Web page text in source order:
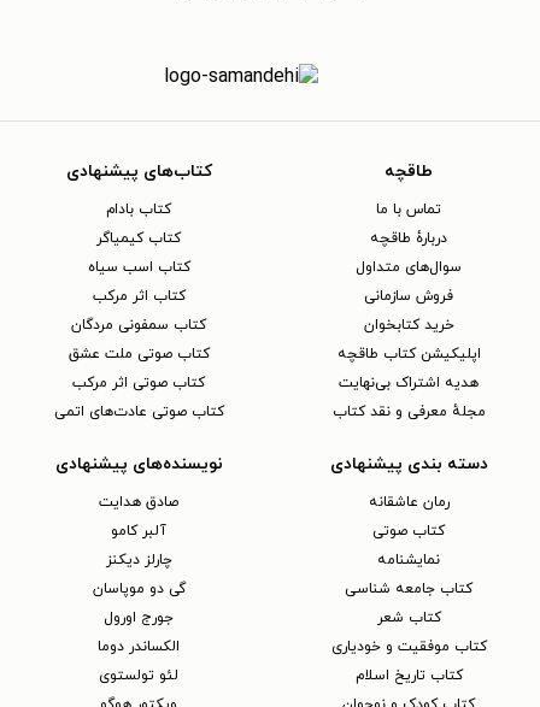
طاقچه
تماس با ما
دربارهٔ طاقچه
سوال‌های متداول
فروش سازمانی
خرید کتابخوان
اپلیکیشن کتاب طاقچه
هدیه اشتراک بی‌نهایت
مجلهٔ معرفی و نقد کتاب
کتاب‌های پیشنهادی
کتاب بادام
کتاب کیمیاگر
کتاب اسب سیاه
کتاب اثر مرکب
کتاب سمفونی مردگان
کتاب صوتی ملت عشق
کتاب صوتی اثر مرکب
کتاب صوتی عادت‌های اتمی
دسته بندی پیشنهادی
رمان عاشقانه
کتاب‌ صوتی
نمایشنامه
کتاب جامعه شناسی
کتاب شعر
کتاب موفقیت و خودیاری
کتاب تاریخ اسلام
نویسنده‌های پیشنهادی
صادق هدایت
آلبر کامو
چارلز دیکنز
گی دو موپاسان
جورج اورول
الکساندر دوما
لئو تولستوی